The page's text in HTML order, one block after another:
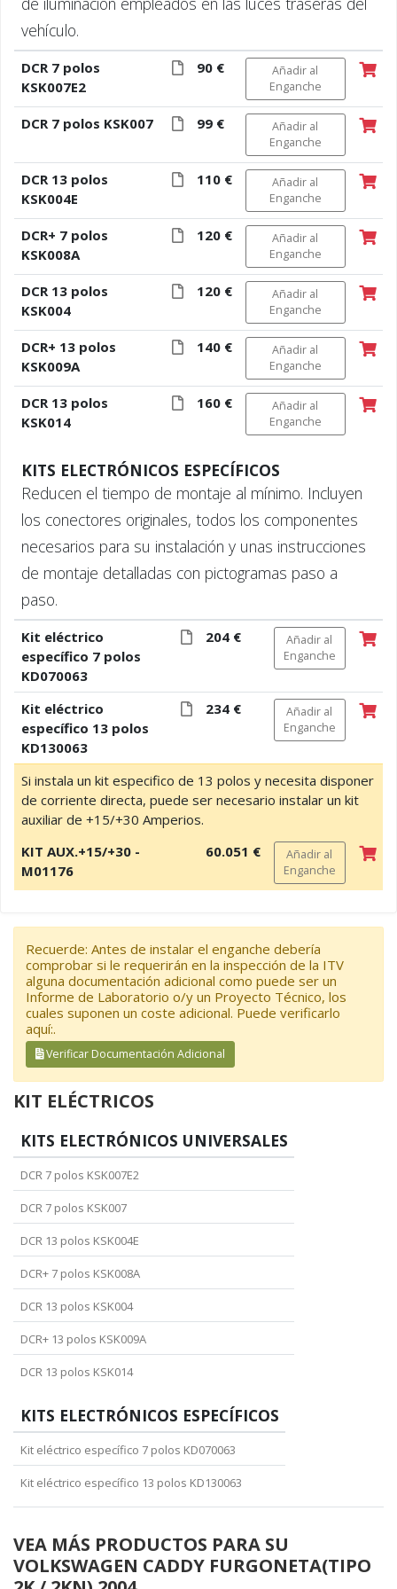
vehículo.
DCR 7 polos
KSK007E2
90 €
Añadir al
Enganche
DCR 7 polos KSK007 99 €
Añadir al
Enganche
DCR 13 polos
KSK004E
110 €
Añadir al
Enganche
DCR+ 7 polos
KSK008A
120 €
Añadir al
Enganche
DCR 13 polos
KSK004
120 €
Añadir al
Enganche
DCR+ 13 polos
KSK009A
140 €
Añadir al
Enganche
DCR 13 polos
KSK014
160 €
Añadir al
Enganche
KITS ELECTRÓNICOS ESPECÍFICOS
Reducen el tiempo de montaje al mínimo. Incluyen
los conectores originales, todos los componentes
necesarios para su instalación y unas instrucciones
de montaje detalladas con pictogramas paso a
paso.
Kit eléctrico
específico 7 polos
KD070063
204 €
Añadir al
Enganche
Kit eléctrico
específico 13 polos
KD130063
234 €
Añadir al
Enganche
Si instala un kit especifico de 13 polos y necesita disponer
de corriente directa, puede ser necesario instalar un kit
auxiliar de +15/+30 Amperios.
KIT AUX.+15/+30 -
M01176
60.051 €
Añadir al
Enganche
Recuerde: Antes de instalar el enganche debería
comprobar si le requerirán en la inspección de la ITV
alguna documentación adicional como puede ser un
Informe de Laboratorio o/y un Proyecto Técnico, los
cuales suponen un coste adicional. Puede verificarlo
aquí:.
Verificar Documentación Adicional
KIT ELÉCTRICOS
KITS ELECTRÓNICOS UNIVERSALES
DCR 7 polos KSK007E2
DCR 7 polos KSK007
DCR 13 polos KSK004E
DCR+ 7 polos KSK008A
DCR 13 polos KSK004
DCR+ 13 polos KSK009A
DCR 13 polos KSK014
KITS ELECTRÓNICOS ESPECÍFICOS
Kit eléctrico específico 7 polos KD070063
Kit eléctrico específico 13 polos KD130063
VEA MÁS PRODUCTOS PARA SU
VOLKSWAGEN CADDY FURGONETA(TIPO